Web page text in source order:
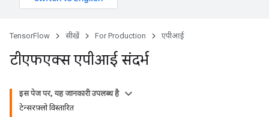
TensorFlow सीखें For Production एपीआई
टीएफएक्स एपीआई संदर्भ
इस पेज पर, यह जानकारी उपलब्ध है
टेन्सरफ़्लो विस्तारित